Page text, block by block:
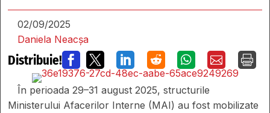
02/09/2025
Daniela Neacșa
Distribuie!       
În perioada 29–31 august 2025, structurile
Ministerului Afacerilor Interne (MAI) au fost mobilizate